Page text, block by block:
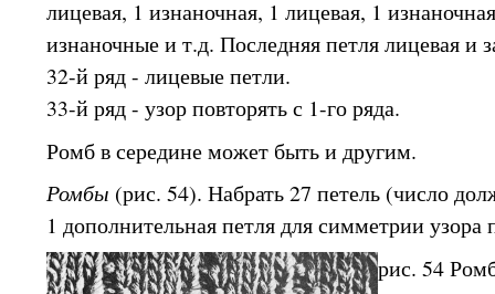
лицевая, 1 изнаночная, 1 лицевая, 1
изнаночные и т.д. Последняя петля лицевая и
32-й ряд - лицевые петли.
33-й ряд - узор повторять с 1-го ряда.
Ромб в середине может быть и другим.
Ромбы (рис. 54). Набрать 27 петель (число
1 дополнительная петля для симметрии
рис. 54